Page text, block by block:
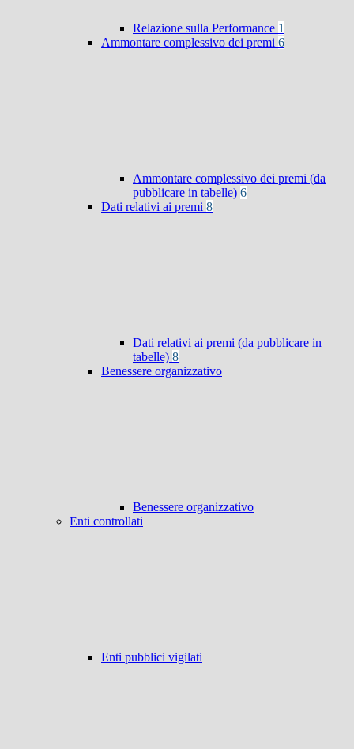
Relazione sulla Performance 1
Ammontare complessivo dei premi 6
Ammontare complessivo dei premi (da
pubblicare in tabelle) 6
Dati relativi ai premi 8
Dati relativi ai premi (da pubblicare in
tabelle) 8
Benessere organizzativo
Benessere organizzativo
Enti controllati
Enti pubblici vigilati